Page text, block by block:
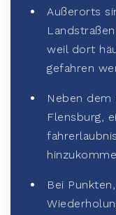
Außerorts
weil dort
gefahren
Neben dem
Flensburg,
Bei